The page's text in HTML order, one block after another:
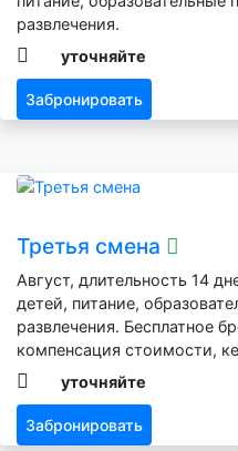
развлечения.
уточняйте
Забронировать
Третья смена
Август, длительность 14
детей, питание,
развлечения. Бесплатное
компенсация стоимости,
уточняйте
Забронировать